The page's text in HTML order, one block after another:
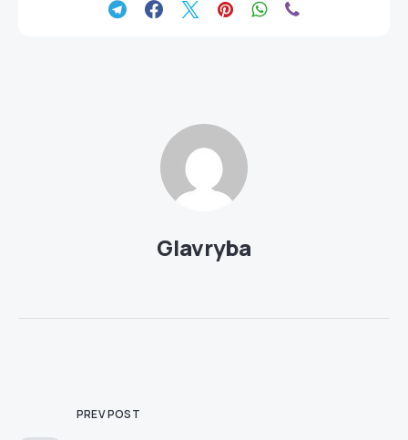
Glavryba
PREV POST